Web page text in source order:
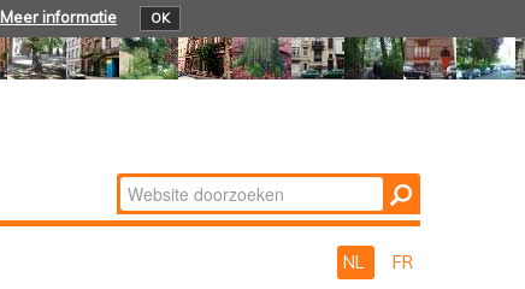
Meer informatie OK
Zoek
Geavanceerd
NL FR